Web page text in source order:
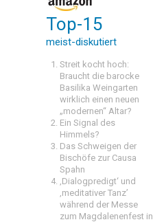
Top-15
meist-diskutiert
Streit kocht hoch:
Braucht die barocke
Basilika Weingarten
wirklich einen neuen
„modernen“ Altar?
Ein Signal des
Himmels?
Das Schweigen der
Bischöfe zur Causa
Spahn
‚Dialogpredigt‘ und
‚meditativer Tanz’
während der Messe
zum Magdalenenfest in